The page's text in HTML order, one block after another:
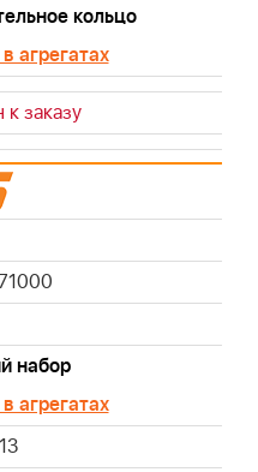
кольцо
агрегатах
заказу
набор
агрегатах